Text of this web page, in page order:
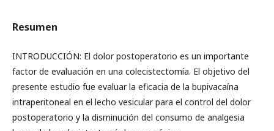
Resumen
INTRODUCCIÓN: El dolor postoperatorio es un importante
factor de evaluación en una colecistectomía. El objetivo del
presente estudio fue evaluar la eficacia de la bupivacaína
intraperitoneal en el lecho vesicular para el control del dolor
postoperatorio y la disminución del consumo de analgesia